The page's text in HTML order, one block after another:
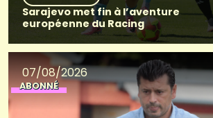
Sarajevo met fin à l’aventure
européenne du Racing
07/08/2026
ABONNÉ